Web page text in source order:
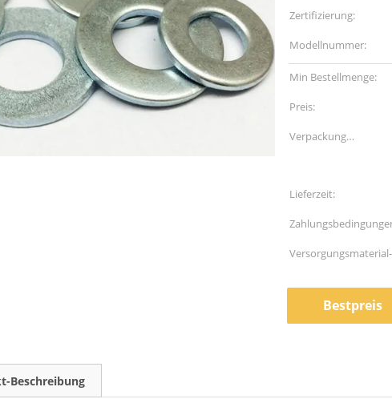
Zertifizierung:
Modellnummer:
Min Bestellmenge:
Preis:
Verpackung
Lieferzeit:
Versorgungsmaterial-
Bestpreis
Beschreibung